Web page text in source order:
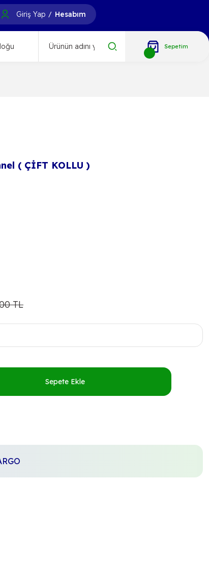
Giriş Yap / Hesabım
Sepetim
( ÇİFT KOLLU )
TL
Sepete Ekle